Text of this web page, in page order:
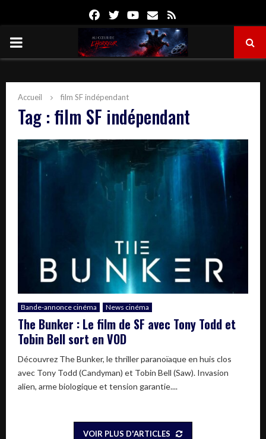
FacebookTwitterYoutube
Email
PRIMARY
Accueil film SF indépendant
Tag : film SF indépendant
Bande-annonce cinéma News cinéma
The Bunker : Le film de SF avec Tony Todd et
Tobin Bell sort en VOD
Découvrez The Bunker, le thriller paranoïaque en huis clos
avec Tony Todd (Candyman) et Tobin Bell (Saw). Invasion
alien, arme biologique et tension garantie....
VOIR PLUS D'ARTICLES